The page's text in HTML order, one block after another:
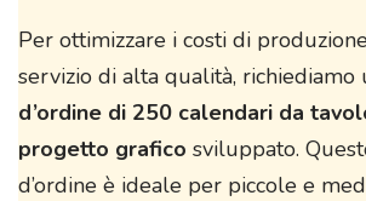
Per ottimizzare i costi di
servizio di alta qualità, richiediamo
d’ordine di 250 calendari da
progetto grafico sviluppato.
d’ordine è ideale per piccole e